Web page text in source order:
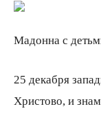
новости
Мадонна с
25 декабря
Христово, и